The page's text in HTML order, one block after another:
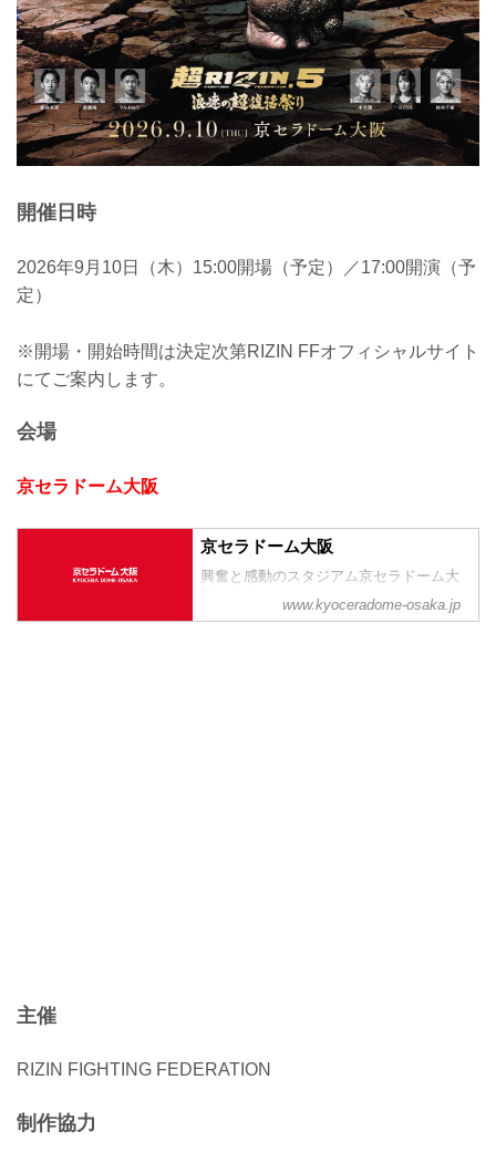
開催日時
2026年9月10日（木）15:00開場（予定）／17:00開演（予
定）
※開場・開始時間は決定次第RIZIN FFオフィシャルサイト
にてご案内します。
会場
京セラドーム大阪
京セラドーム大阪
興奮と感動のスタジアム京セラドーム大
阪の公式サイトです。
www.kyoceradome-osaka.jp
主催
RIZIN FIGHTING FEDERATION
制作協力